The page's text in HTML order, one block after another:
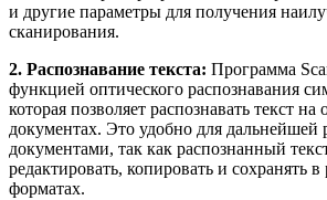
и другие параметры для получения
сканирования.
2. Распознавание текста: Программа
функцией оптического распознавания
которая позволяет распознавать текст
документах. Это удобно для дальнейшей
документами, так как распознанный
редактировать, копировать и сохранять
форматах.